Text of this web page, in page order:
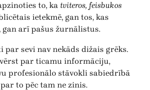
to, ka tviteros, feisbukos
ietekmē, gan tos, kas
gan arī pašus žurnālistus.
par sevi nav nekāds dižais grēks.
par ticamu informāciju,
profesionālo stāvokli sabiedrībā
to pēc tam ne zinis.